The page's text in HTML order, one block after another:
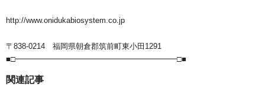
http://www.onidukabiosystem.co.jp
〒838-0214 福岡県朝倉郡筑前町東小田1291
■□━━━━━━━━━━━━━━━━━━━━━□■
関連記事